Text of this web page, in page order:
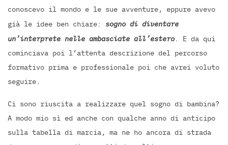
conoscevo il mondo e le sue avventure, eppure avevo
già le idee ben chiare: sogno di diventare
un’interprete nelle ambasciate all’estero . E da qui
cominciava poi l’attenta descrizione del percorso
formativo prima e professionale poi che avrei voluto
seguire.
Ci sono riuscita a realizzare quel sogno di bambina?
A modo mio sì ed anche con qualche anno di anticipo
sulla tabella di marcia, ma ne ho ancora di strada